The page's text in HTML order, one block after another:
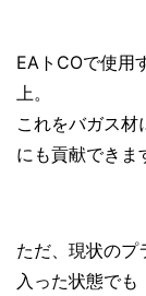
EAトCOで使用
上。
これをバガス
にも貢献できま
ただ、現状のプ
入った状態でも